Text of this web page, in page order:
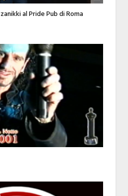
al Pride Pub di Roma